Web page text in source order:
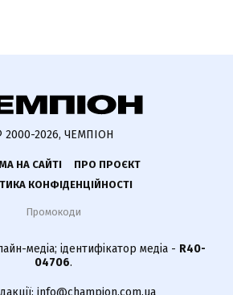
2000-2026, ЧЕМПІОН
НА САЙТІ
ПРО ПРОЄКТ
КОНФІДЕНЦІЙНОСТІ
Промокоди
медіа; ідентифікатор медіа - R40-
04706.
info@champion.com.ua